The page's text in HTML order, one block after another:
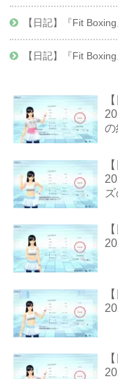
【日記】『Fit
【日記】『Fit